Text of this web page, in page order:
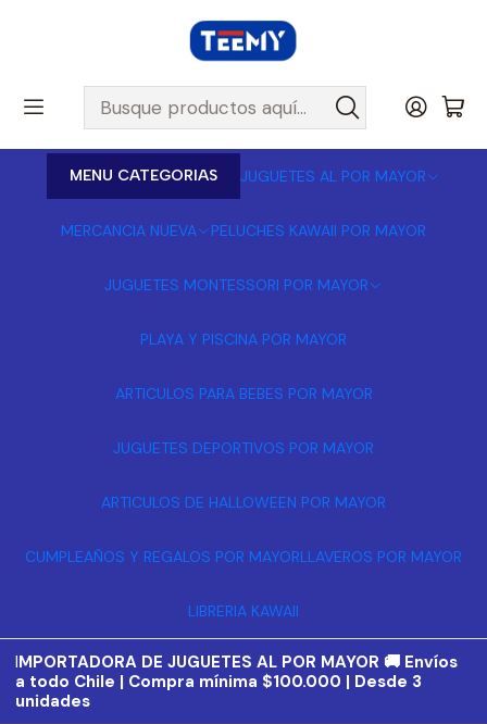
MENU CATEGORIAS JUGUETES AL POR MAYOR
MERCANCIA NUEVA PELUCHES KAWAII POR MAYOR
JUGUETES MONTESSORI POR MAYOR
PLAYA Y PISCINA POR MAYOR
ARTICULOS PARA BEBES POR MAYOR
JUGUETES DEPORTIVOS POR MAYOR
ARTICULOS DE HALLOWEEN POR MAYOR
CUMPLEAÑOS Y REGALOS POR MAYORLLAVEROS POR MAYOR
LIBRERIA KAWAII
IMPORTADORA DE JUGUETES AL POR MAYOR 🚚 Envíos
a todo Chile | Compra mínima $100.000 | Desde 3
unidades